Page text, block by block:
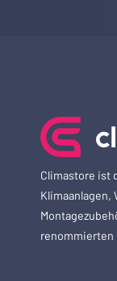
Climastore ist
Klimaanlagen,
renommierten